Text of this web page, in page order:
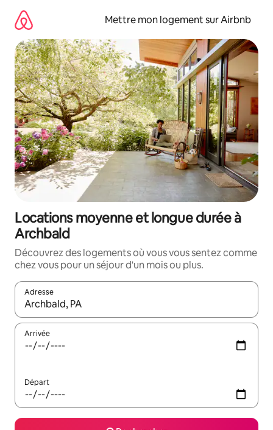
directement
contenu
Mettre mon logement sur Airbnb
Locations moyenne et longue durée à
Archbald
Découvrez des logements où vous vous sentez comme
chez vous pour un séjour d'un mois ou plus.
Adresse
Lorsque les résultats s'affichent, utilisez les flèches vers le
Arrivée
Départ